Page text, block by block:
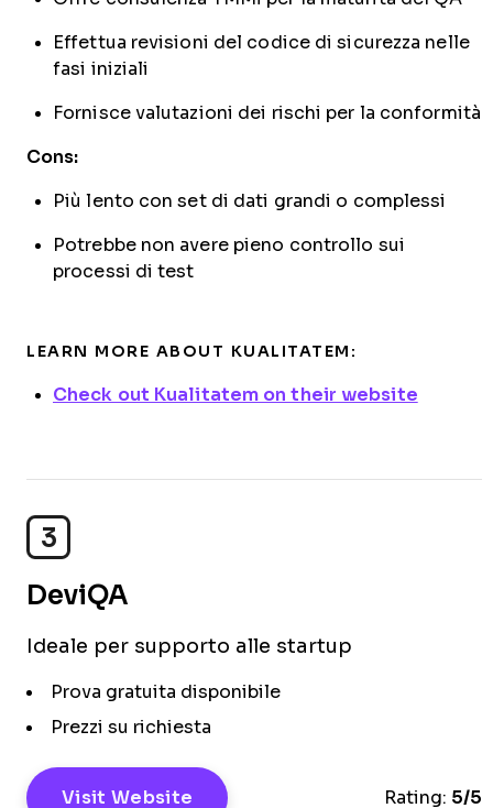
Effettua revisioni del codice di sicurezza nelle
fasi iniziali
Fornisce valutazioni dei rischi per la conformità
Cons:
Più lento con set di dati grandi o complessi
Potrebbe non avere pieno controllo sui
processi di test
LEARN MORE ABOUT KUALITATEM:
Check out Kualitatem on their website
3
DeviQA
Ideale per supporto alle startup
Prova gratuita disponibile
Prezzi su richiesta
Visit Website Rating: 5/5